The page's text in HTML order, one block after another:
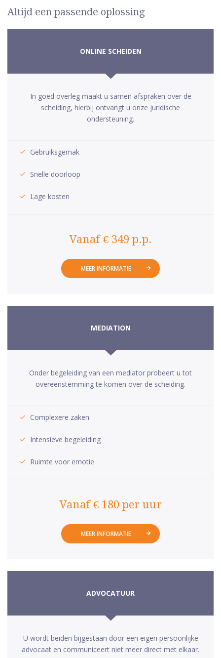
Altijd een passende oplossing
ONLINE SCHEIDEN
In goed overleg maakt u samen afspraken over de
scheiding, hierbij ontvangt u onze juridische
ondersteuning.
Gebruiksgemak
Snelle doorloop
Lage kosten
Vanaf € 349 p.p.
MEER INFORMATIE
MEDIATION
Onder begeleiding van een mediator probeert u tot
overeenstemming te komen over de scheiding.
Complexere zaken
Intensieve begeleiding
Ruimte voor emotie
Vanaf € 180 per uur
MEER INFORMATIE
ADVOCATUUR
U wordt beiden bijgestaan door een eigen persoonlijke
advocaat en communiceert niet meer direct met elkaar.